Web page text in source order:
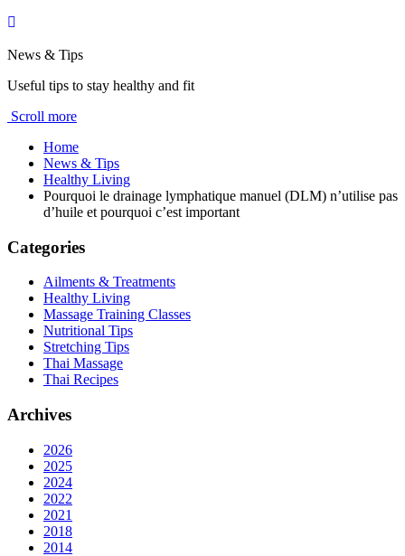
News & Tips
Useful tips to stay healthy and fit
Scroll more
Home
News & Tips
Healthy Living
Pourquoi le drainage lymphatique manuel (DLM) n’utilise pas
d’huile et pourquoi c’est important
Categories
Ailments & Treatments
Healthy Living
Massage Training Classes
Nutritional Tips
Stretching Tips
Thai Massage
Thai Recipes
Archives
2026
2025
2024
2022
2021
2018
2014